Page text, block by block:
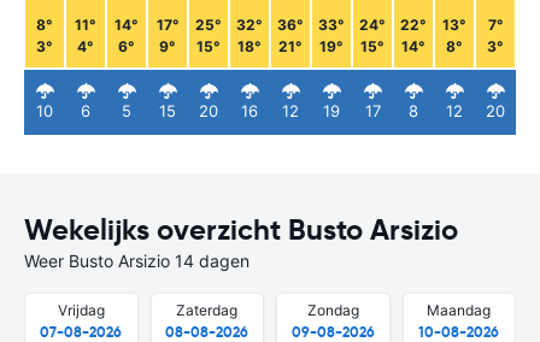
8°
3°
10
11°
4°
6
14°
6°
5
17°
9°
15
25°
15°
20
32°
18°
16
36°
21°
12
33°
19°
19
24°
15°
17
22°
14°
8
13°
8°
12
7°
3°
20
Wekelijks overzicht Busto Arsizio
Weer Busto Arsizio 14 dagen
Vrijdag
07-08-2026
Zaterdag
08-08-2026
Zondag
09-08-2026
Maandag
10-08-2026